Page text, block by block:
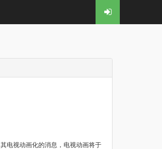
电视动画化的消息，电视动画将于